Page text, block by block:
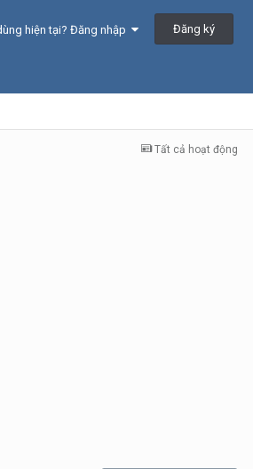
hiện tại? Đăng nhập Đăng ký
Tất cả hoạt động